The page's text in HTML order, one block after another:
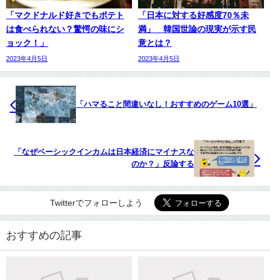
「マクドナルド好きでもポテト
は食べられない？驚愕の味にシ
ョック！」
2023年4月5日
「日本に対する好感度70％未
満」 韓国世論の現実が示す民
意とは？
2023年4月5日
「ハマること間違いなし！おすすめのゲーム10選」
「なぜベーシックインカムは日本経済にマイナスな
のか？」反論する
Twitterでフォローしよう
おすすめの記事